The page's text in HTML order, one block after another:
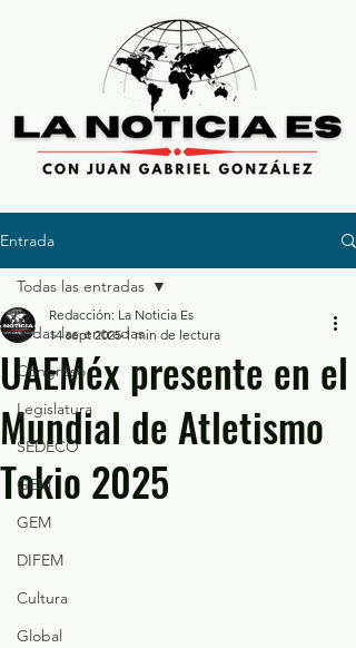
Entrada
Todas las entradas
Congreso
Legislatura
SEDECO
GEM
GEM
DIFEM
Cultura
Global
Todas las entradas
UAEMéx presente en el
Mundial de Atletismo
Tokio 2025
Redacción: La Noticia Es
14 sept 2025 1 min de lectura